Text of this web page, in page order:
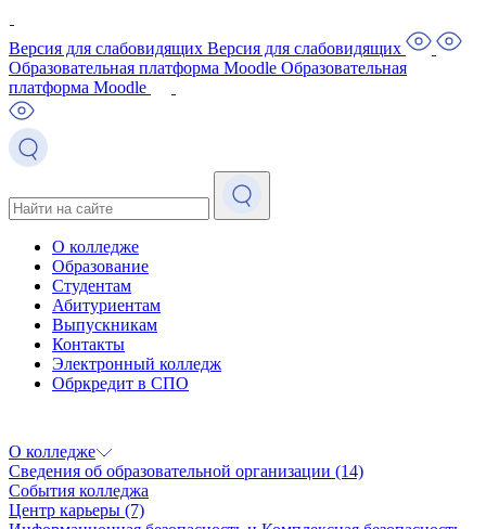
Версия для слабовидящих Версия для слабовидящих
Образовательная платформа Moodle Образовательная
платформа Moodle
О колледже
Образование
Студентам
Абитуриентам
Выпускникам
Контакты
Электронный колледж
Обркредит в СПО
О колледже
Сведения об образовательной организации (14)
События колледжа
Центр карьеры (7)